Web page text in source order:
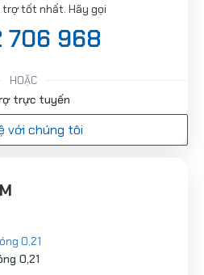
tốt nhất. Hãy gọi
706 968
HOẶC
trực tuyến
với chúng tôi
0,21